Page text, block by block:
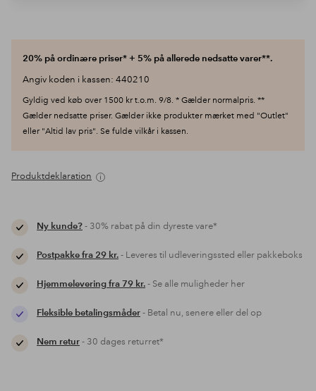
20% på ordinære priser* + 5% på allerede nedsatte varer**.
Angiv koden i kassen: 440210
Gyldig ved køb over 1500 kr t.o.m. 9/8. * Gælder normalpris. **
Gælder nedsatte priser. Gælder ikke produkter mærket med "Outlet"
eller "Altid lav pris". Se fulde vilkår i kassen.
Produktdeklaration
Ny kunde?- 30% rabat på din dyreste vare*
Postpakke fra 29 kr.- Leveres til udleveringssted eller pakkeboks
Hjemmelevering fra 79 kr.- Se alle muligheder her
Fleksible betalingsmåder- Betal nu, senere eller del op
Nem retur- 30 dages returret*